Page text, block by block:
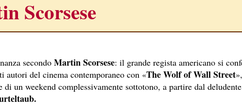
Scorsese
secondo Martin Scorsese: il grande regista americano si
autori del cinema contemporaneo con «The Wolf of Wall Street
un weekend complessivamente sottotono, a partire dal